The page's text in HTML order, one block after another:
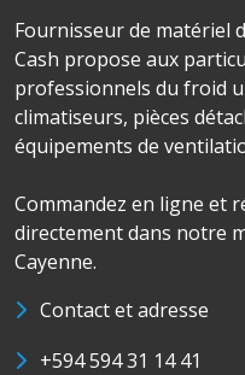
Fournisseur de matériel
Cash propose aux
professionnels du froid
climatiseurs, pièces
équipements de
Commandez en ligne et
directement dans notre
Cayenne.
Contact et adresse
+594 594 31 14 41